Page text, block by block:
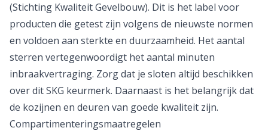
(Stichting Kwaliteit Gevelbouw). Dit is het label voor
producten die getest zijn volgens de nieuwste normen
en voldoen aan sterkte en duurzaamheid. Het aantal
sterren vertegenwoordigt het aantal minuten
inbraakvertraging. Zorg dat je sloten altijd beschikken
over dit SKG keurmerk. Daarnaast is het belangrijk dat
de kozijnen en deuren van goede kwaliteit zijn.
Compartimenteringsmaatregelen